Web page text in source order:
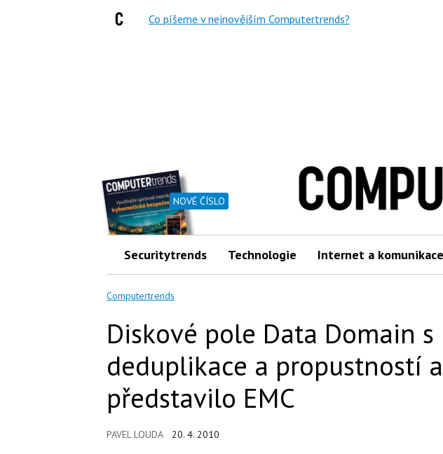
NOVÉ ČÍSLO
Securitytrends Technologie Internet a komunikace
Computertrends
Diskové pole Data Domain
deduplikace a propustností
představilo EMC
PAVEL LOUDA 20. 4. 2010
Co píšeme v nejnovějším Computertrends?